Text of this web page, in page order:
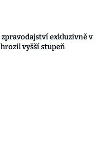
zpravodajství exkluzivně v
vyšší stupeň